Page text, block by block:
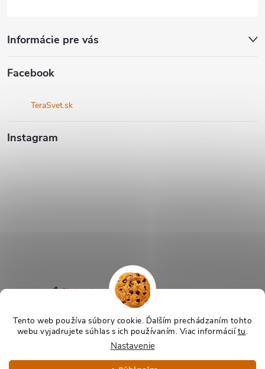
Tento web používa súbory cookie. Ďalším prechádzaním tohto
webu vyjadrujete súhlas s ich používaním. Viac informáciítu.
Nastavenie
v
p
s
Informácie pre vás
Facebook
TeraSvet.sk
Instagram
Sledovať na Instagrame
Copyright 2026TeraSvet.sk. Všetky práva vyhradené.